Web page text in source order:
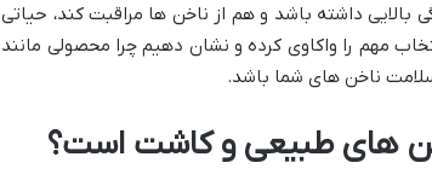
داشته باشد و هم از ناخن ها مراقبت کند، حیاتی
مهم را واکاوی کرده و نشان دهیم چرا محصولی مانند
ناخن های شما باشد.
های طبیعی و کاشت است؟